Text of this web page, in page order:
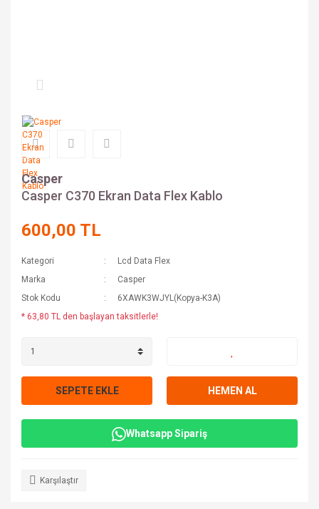
Casper
Casper C370 Ekran Data Flex Kablo
600,00 TL
Kategori
Lcd Data Flex
Marka
Casper
Stok Kodu
6XAWK3WJYL(Kopya-K3A)
* 63,80 TL den başlayan taksitlerle!
SEPETE EKLE HEMEN AL
Whatsapp Sipariş
Karşılaştır